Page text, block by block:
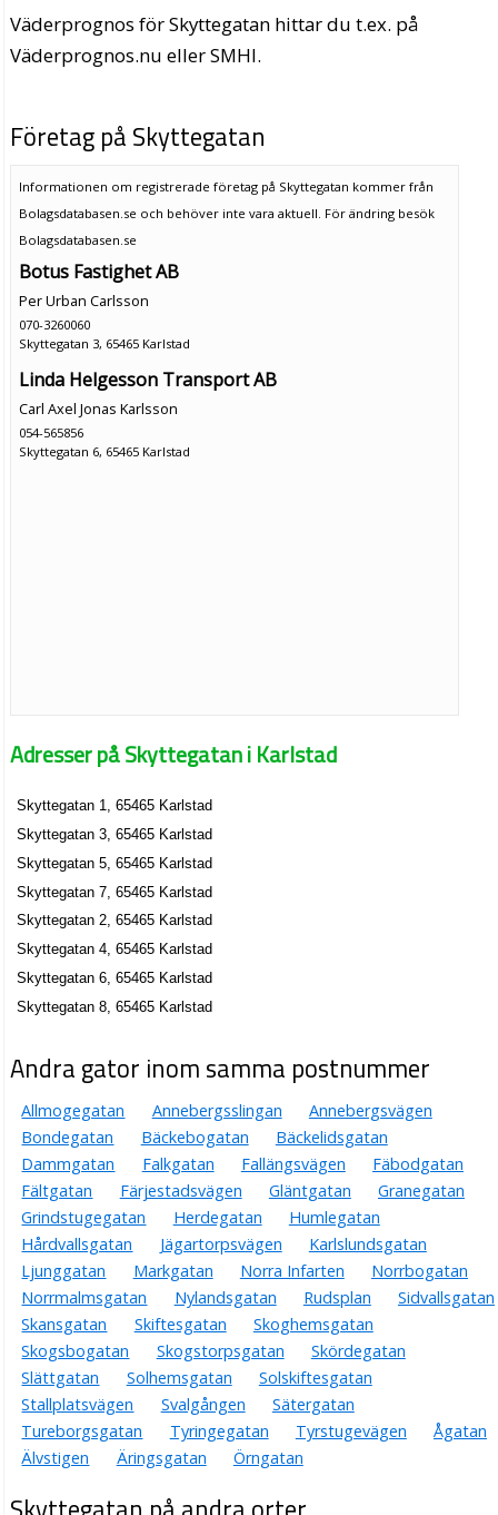
Väderprognos för Skyttegatan hittar du t.ex. på
Väderprognos.nu eller SMHI.
Företag på Skyttegatan
Informationen om registrerade företag på Skyttegatan kommer från
Bolagsdatabasen.se och behöver inte vara aktuell. För ändring besök
Bolagsdatabasen.se
Botus Fastighet AB
Per Urban Carlsson
070-3260060
Skyttegatan 3, 65465 Karlstad
Linda Helgesson Transport AB
Carl Axel Jonas Karlsson
054-565856
Skyttegatan 6, 65465 Karlstad
Adresser på Skyttegatan i Karlstad
Skyttegatan 1, 65465 Karlstad
Skyttegatan 3, 65465 Karlstad
Skyttegatan 5, 65465 Karlstad
Skyttegatan 7, 65465 Karlstad
Skyttegatan 2, 65465 Karlstad
Skyttegatan 4, 65465 Karlstad
Skyttegatan 6, 65465 Karlstad
Skyttegatan 8, 65465 Karlstad
Andra gator inom samma postnummer
Allmogegatan Annebergsslingan
Annebergsvägen
Bondegatan
Bäckebogatan
Bäckelidsgatan
Dammgatan
Falkgatan Fallängsvägen
Fäbodgatan
Fältgatan
Färjestadsvägen Gläntgatan
Granegatan
Grindstugegatan
Herdegatan
Humlegatan
Hårdvallsgatan
Jägartorpsvägen
Karlslundsgatan
Ljunggatan
Markgatan Norra Infarten
Norrbogatan
Norrmalmsgatan
Nylandsgatan Rudsplan
Sidvallsgatan
Skansgatan
Skiftesgatan
Skoghemsgatan
Skogsbogatan
Skogstorpsgatan
Skördegatan
Slättgatan
Solhemsgatan
Solskiftesgatan
Stallplatsvägen
Svalgången
Sätergatan
Tureborgsgatan
Tyringegatan Tyrstugevägen
Ågatan
Älvstigen
Äringsgatan Örngatan